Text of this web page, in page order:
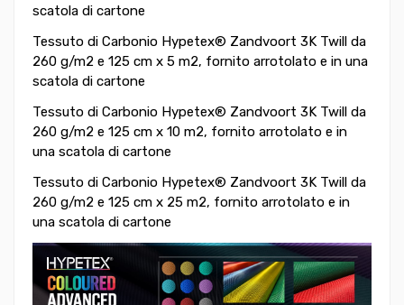
scatola di cartone
Tessuto di Carbonio Hypetex® Zandvoort 3K Twill da
260 g/m2 e 125 cm x 5 m2, fornito arrotolato e in una
scatola di cartone
Tessuto di Carbonio Hypetex® Zandvoort 3K Twill da
260 g/m2 e 125 cm x 10 m2, fornito arrotolato e in
una scatola di cartone
Tessuto di Carbonio Hypetex® Zandvoort 3K Twill da
260 g/m2 e 125 cm x 25 m2, fornito arrotolato e in
una scatola di cartone